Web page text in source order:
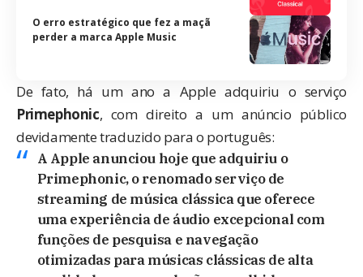
O erro estratégico que fez a maçã
perder a marca Apple Music
De fato, há um ano a Apple adquiriu o serviço
Primephonic, com direito a um anúncio público
devidamente traduzido para o português:
A Apple anunciou hoje que adquiriu o
Primephonic, o renomado serviço de
streaming de música clássica que oferece
uma experiência de áudio excepcional com
funções de pesquisa e navegação
otimizadas para músicas clássicas de alta